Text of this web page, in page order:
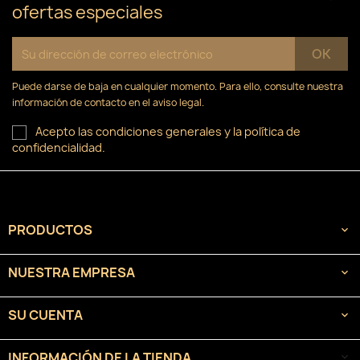
ofertas especiales
Puede darse de baja en cualquier momento. Para ello, consulte nuestra
información de contacto en el aviso legal.
Acepto las condiciones generales y la política de
confidencialidad.
PRODUCTOS 
NUESTRA EMPRESA 
SU CUENTA 
keyboard_arrow_down